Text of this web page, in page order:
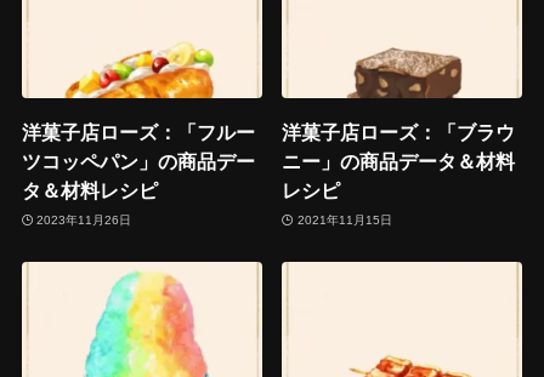
洋菓子店ローズ：「フルー
ツコッペパン」の商品デー
タ＆材料レシピ
2023年11月26日
洋菓子店ローズ：「ブラウ
ニー」の商品データ＆材料
レシピ
2021年11月15日